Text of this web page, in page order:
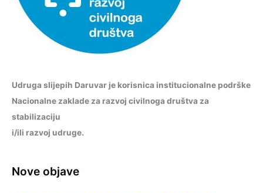
Udruga slijepih Daruvar je korisnica institucionalne podrške
Nacionalne zaklade za razvoj civilnoga društva za
stabilizaciju
i/ili razvoj udruge.
Nove objave